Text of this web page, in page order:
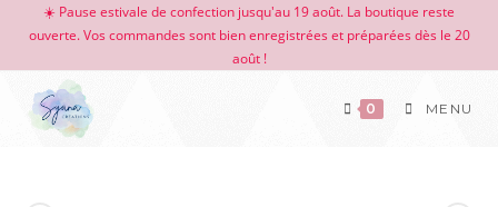
☀️ Pause estivale de confection jusqu'au 19 août. La boutique reste
ouverte. Vos commandes sont bien enregistrées et préparées dès le 20
août !
0 MENU